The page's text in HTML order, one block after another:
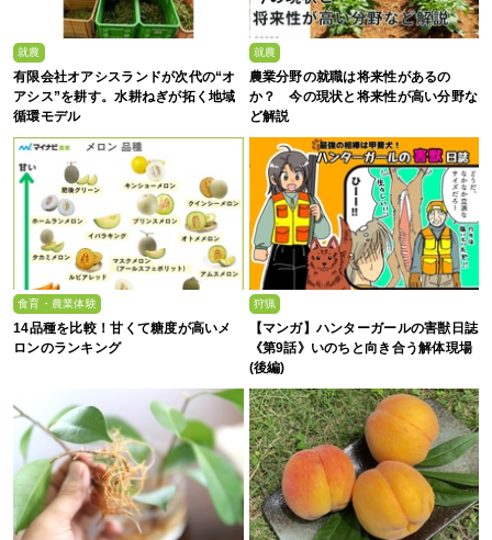
就農
有限会社オアシスランドが次代の“オ
アシス”を耕す。水耕ねぎが拓く地域
循環モデル
就農
農業分野の就職は将来性があるの
か？ 今の現状と将来性が高い分野な
ど解説
食育・農業体験
14品種を比較！甘くて糖度が高いメ
ロンのランキング
狩猟
【マンガ】ハンターガールの害獣日誌
《第9話》いのちと向き合う解体現場
(後編)